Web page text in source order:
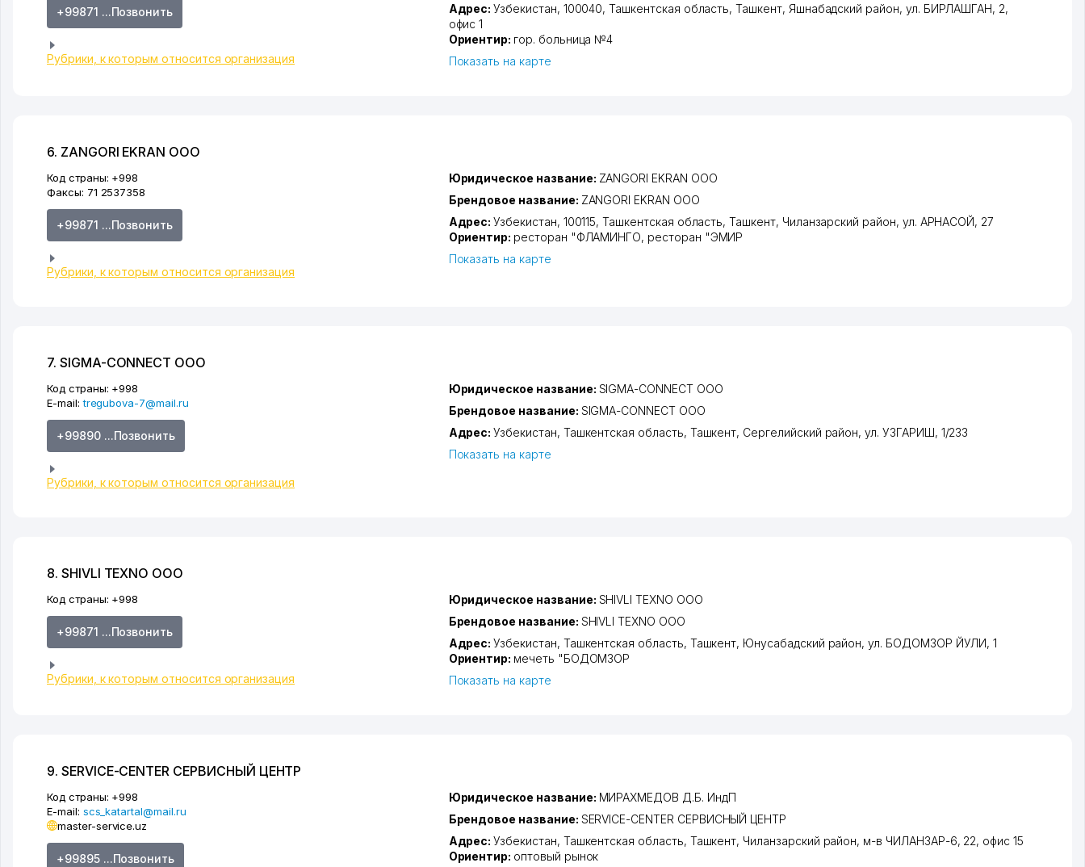
+99871 ...Позвонить
Рубрики, к которым относится организация
Адрес:Узбекистан, 100040,Ташкентская область,Ташкент, Яшнабадский район, ул. БИРЛАШГАН, 2,
офис 1
Ориентир: гор. больница №4
Показать на карте
6. ZANGORI EKRAN ООО
Код страны: +998
Факсы: 71 2537358
+99871 ...Позвонить
Рубрики, к которым относится организация
Юридическое название: ZANGORI EKRAN ООО
Брендовое название: ZANGORI EKRAN ООО
Адрес:Узбекистан, 100115,Ташкентская область,Ташкент, Чиланзарский район, ул. АРНАСОЙ, 27
Ориентир: ресторан "ФЛАМИНГО, ресторан "ЭМИР
Показать на карте
7. SIGMA-CONNECT ООО
Код страны: +998
E-mail:tregubova-7@mail.ru
+99890 ...Позвонить
Рубрики, к которым относится организация
Юридическое название: SIGMA-CONNECT ООО
Брендовое название: SIGMA-CONNECT ООО
Адрес:Узбекистан, Ташкентская область, Ташкент, Сергелийский район,ул. УЗГАРИШ, 1/233
Показать на карте
8. SHIVLI TEXNO ООО
Код страны: +998
+99871 ...Позвонить
Рубрики, к которым относится организация
Юридическое название: SHIVLI TEXNO ООО
Брендовое название: SHIVLI TEXNO ООО
Адрес:Узбекистан, Ташкентская область, Ташкент, Юнусабадский район,ул. БОДОМЗОР ЙУЛИ, 1
Ориентир: мечеть "БОДОМЗОР
Показать на карте
9. SERVICE-CENTER СЕРВИСНЫЙ ЦЕНТР
Код страны: +998
E-mail: scs_katartal@mail.ru
master-service.uz
+99895 ...Позвонить
Юридическое название: МИРАХМЕДОВ Д.Б. ИндП
Брендовое название: SERVICE-CENTER СЕРВИСНЫЙ ЦЕНТР
Адрес:Узбекистан, Ташкентская область, Ташкент, Чиланзарский район, м-в ЧИЛАНЗАР-6, 22, офис 15
Ориентир: оптовый рынок